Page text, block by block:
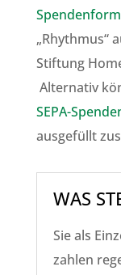
„Rhythmus“
Stiftung
Alternativ
SEPA-
ausgefüllt
WAS
Sie als
zahlen